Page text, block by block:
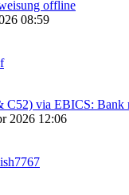
offline
08:59
C52) via EBICS:
2026 12:06